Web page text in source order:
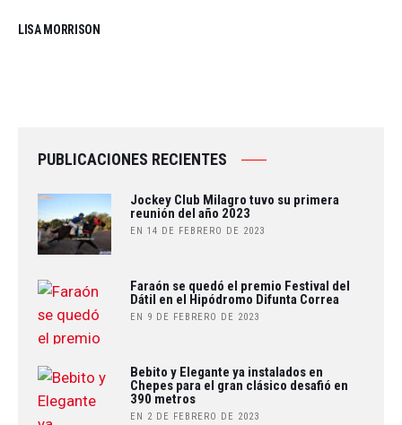
LISA MORRISON
PUBLICACIONES RECIENTES
Jockey Club Milagro tuvo su primera
reunión del año 2023
EN 14 DE FEBRERO DE 2023
Faraón se quedó el premio Festival del
Dátil en el Hipódromo Difunta Correa
EN 9 DE FEBRERO DE 2023
Bebito y Elegante ya instalados en
Chepes para el gran clásico desafió en
390 metros
EN 2 DE FEBRERO DE 2023